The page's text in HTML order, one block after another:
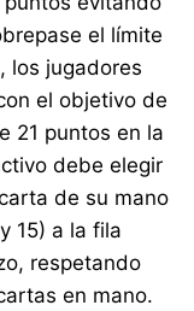
el límite
los jugadores
el objetivo de
21 puntos en la
debe elegir
de su mano
15) a la fila
respetando
en mano.